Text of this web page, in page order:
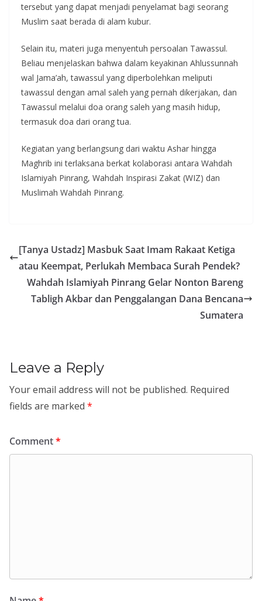
tersebut yang dapat menjadi penyelamat bagi seorang
Muslim saat berada di alam kubur.
Selain itu, materi juga menyentuh persoalan Tawassul.
Beliau menjelaskan bahwa dalam keyakinan Ahlussunnah
wal Jama’ah, tawassul yang diperbolehkan meliputi ​
tawassul dengan amal saleh yang pernah dikerjakan, dan ​
Tawassul melalui doa orang saleh yang masih hidup,
termasuk doa dari orang tua.
Kegiatan yang berlangsung dari waktu Ashar hingga
Maghrib ini terlaksana berkat kolaborasi antara Wahdah
Islamiyah Pinrang, Wahdah Inspirasi Zakat (WIZ) dan
Muslimah Wahdah Pinrang.
[Tanya Ustadz] Masbuk Saat Imam Rakaat Ketiga
atau Keempat, Perlukah Membaca Surah Pendek?
Wahdah Islamiyah Pinrang Gelar Nonton Bareng
Tabligh Akbar dan Penggalangan Dana Bencana
Sumatera
Leave a Reply
Your email address will not be published. Required
fields are marked *
Comment*